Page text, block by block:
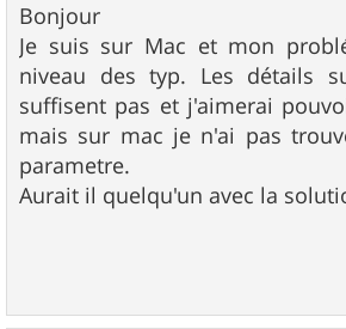
s
s
a
g
e
Bonjour
Je suis sur Mac et mon
niveau des typ. Les détails
suffisent pas et j'aimerai
mais sur mac je n'ai pas
parametre.
Aurait il quelqu'un avec la